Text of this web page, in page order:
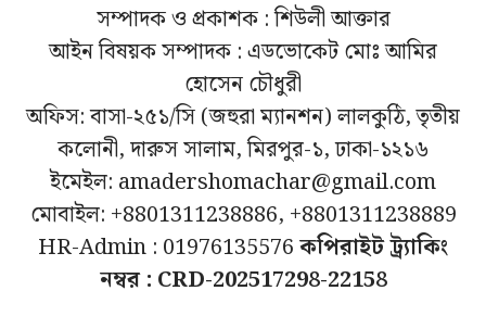
সম্পাদক ও প্রকাশক : শিউলী আক্তার
আইন বিষয়ক সম্পাদক : এডভোকেট মোঃ আমির
হোসেন চৌধুরী
অফিস: বাসা-২৫১/সি (জহুরা ম্যানশন) লালকুঠি, তৃতীয়
কলোনী, দারুস সালাম, মিরপুর-১, ঢাকা-১২১৬
ইমেইল: amadershomachar@gmail.com
মোবাইল: +8801311238886, +8801311238889
HR-Admin : 01976135576কপিরাইট ট্র্যাকিং
নম্বর : CRD-202517298-22158